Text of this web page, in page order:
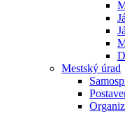
Mestský úrad